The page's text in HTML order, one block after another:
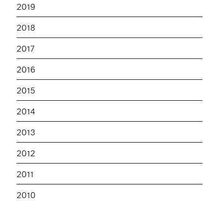
2019
2018
2017
2016
2015
2014
2013
2012
2011
2010